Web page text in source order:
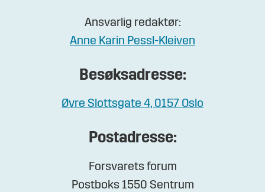
Ansvarlig redaktør:
Anne Karin Pessl-Kleiven
Besøksadresse:
Øvre Slottsgate 4, 0157 Oslo
Postadresse:
Forsvarets forum
Postboks 1550 Sentrum